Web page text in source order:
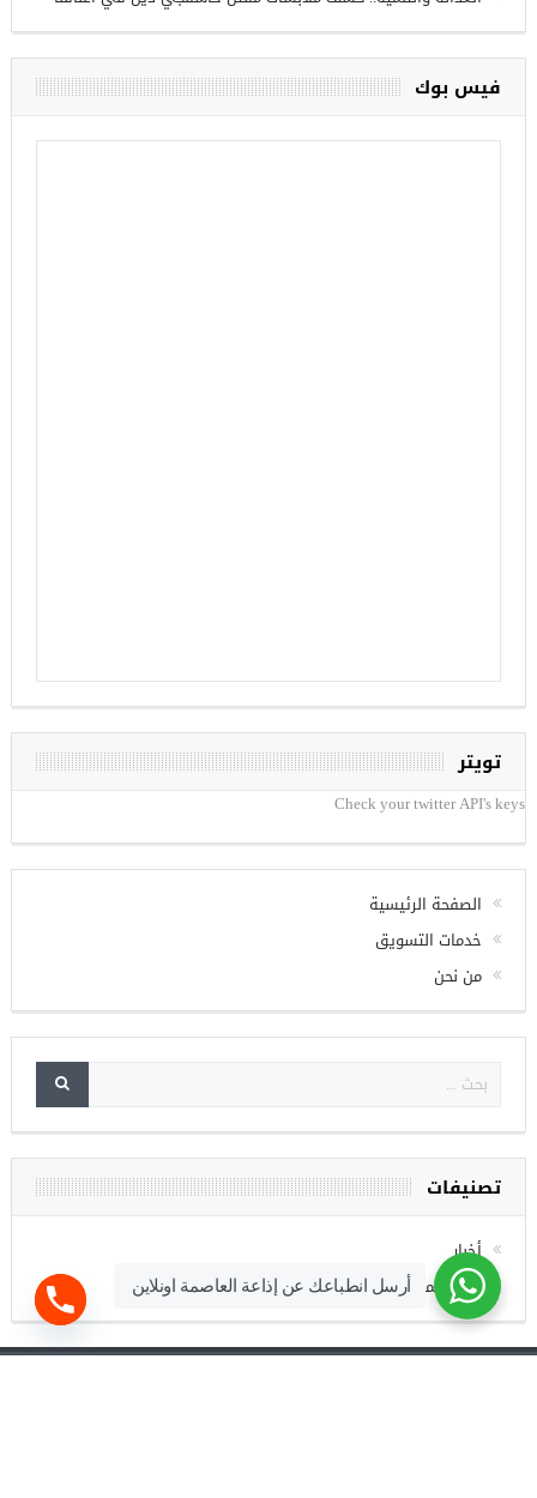
فيس بوك
تويتر
Check your twitter API's keys
الصفحة الرئيسية
خدمات التسويق
من نحن
تصنيفات
أخبار
فرص عمل
أرسل انطباعك عن إذاعة العاصمة اونلاين